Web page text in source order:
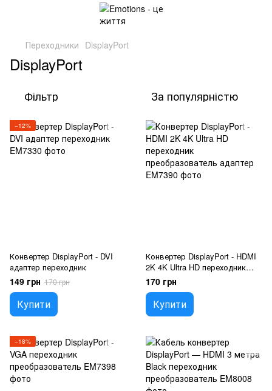
Переходники DisplayPort
DisplayPort
Фільтр За популярністю
−12%
Конвертер DisplayPort - DVI
адаптер переходник
149 грн 170 грн
Купити
Конвертер DisplayPort - HDMI
2K 4K Ultra HD переходник
преобразователь адаптер
170 грн
Купити
−18%